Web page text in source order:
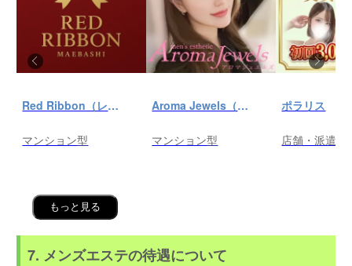
Red Ribbon（レッドリボン）前橋
マンション型
Aroma Jewels（アロマ ジュエルズ）秋葉原ルーム
マンション型
ポラリス
店舗・派遣
もっと見る
7. メンズエステの待遇について